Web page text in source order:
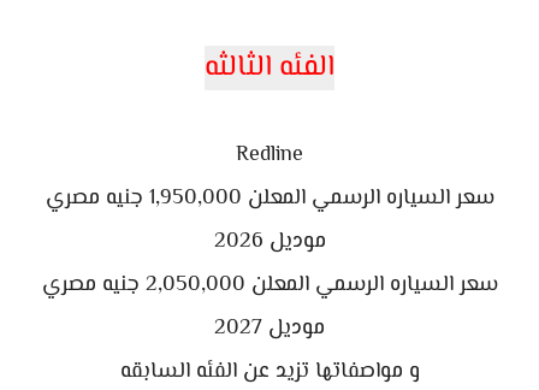
الفئه الثالثه
Redline
سعر السياره الرسمي المعلن 1,950,000 جنيه مصري
موديل 2026
سعر السياره الرسمي المعلن 2,050,000 جنيه مصري
موديل 2027
و مواصفاتها تزيد عن الفئه السابقه